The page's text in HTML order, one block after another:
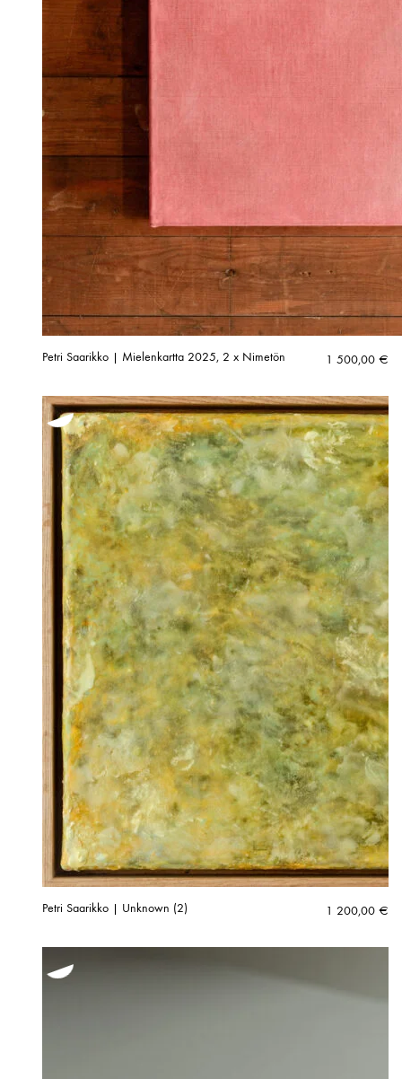
Petri Saarikko | Mielenkartta 2025, 2 x Nimetön 1 500,00 €
Petri Saarikko | Unknown (2) 1 200,00 €